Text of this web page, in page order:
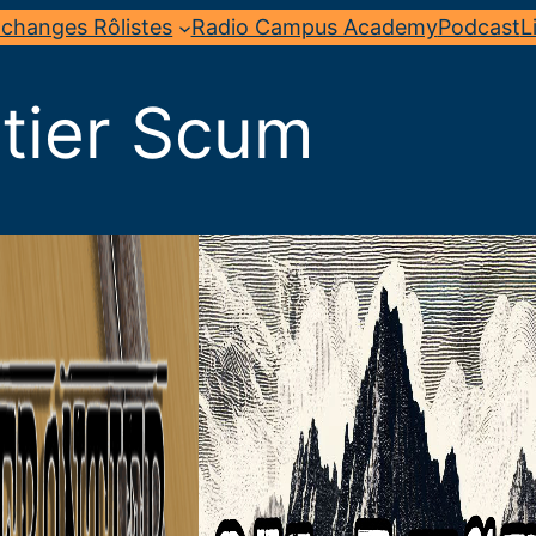
Rôlistes Radio Campus AcademyPodcast
Scum